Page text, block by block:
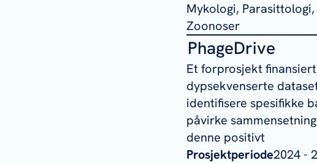
Mykologi,
Zoonoser
PhageDrive
Et forprosjekt
dypsekvenserte
identifisere spesifikke
påvirke
denne positivt
Prosjektperiode2024 -